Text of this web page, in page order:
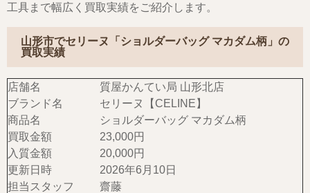
工具まで幅広く買取実績をご紹介します。
山形市でセリーヌ「ショルダーバッグ マカダム柄」の
買取実績
店舗名
質屋かんてい局 山形北店
ブランド名
セリーヌ【CELINE】
商品名
ショルダーバッグ マカダム柄
買取金額
23,000円
入質金額
20,000円
更新日時
2026年6月10日
担当スタッフ
齋藤